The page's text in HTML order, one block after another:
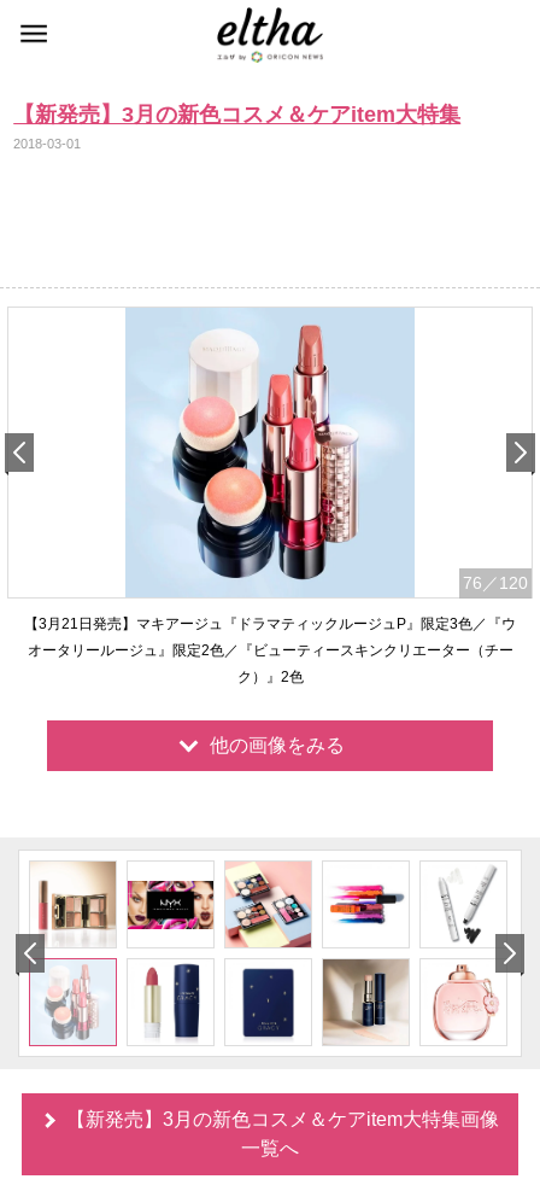
【新発売】3月の新色コスメ＆ケアitem大特集
2018-03-01
76 ／120
【3月21日発売】マキアージュ『ドラマティックルージュP』限定3色／『ウ
オータリールージュ』限定2色／『ビューティースキンクリエーター（チー
ク）』2色
他の画像をみる
【新発売】3月の新色コスメ＆ケアitem大特集画像
一覧へ